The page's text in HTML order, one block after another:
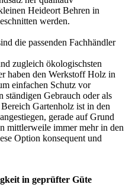
Heideort Behren in
werden.
die passenden Fachhändler
zugleich ökologischsten
haben den Werkstoff Holz in
einfachen Schutz vor
ständigen Gebrauch oder als
Gartenholz ist in den
gerade auf Grund
mittlerweile immer mehr in den
Option konsequent und
in geprüfter Güte